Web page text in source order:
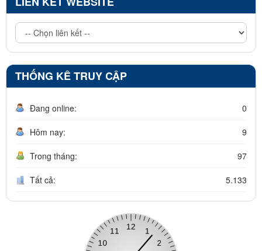
THỐNG KÊ TRUY CẬP
Đang online: 0
Hôm nay: 9
Trong tháng: 97
Tất cả: 5.133